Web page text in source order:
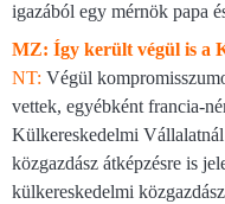
igazából egy mérnök papa
MZ: Így került végül is a
NT: Végül
vettek, egyébként francia-
Külkereskedelmi
közgazdász átképzésre is
külkereskedelmi